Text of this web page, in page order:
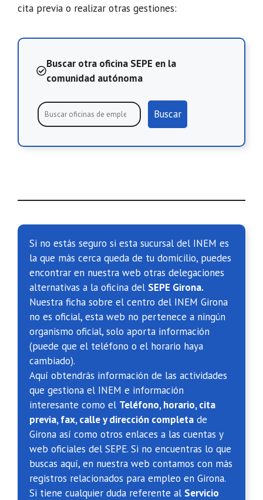
cita previa o realizar otras gestiones:
Buscar otra oficina SEPE en la
comunidad autónoma
Buscar
Si no estás seguro si esta sucursal del INEM es
la que más cerca queda de tu domicilio, puedes
encontrar en nuestra web otras delegaciones
alternativas a la oficina del SEPE Girona.
Nuestra ficha sobre el centro del INEM Girona
no es oficial, esta web no pertenece a ningún
organismo oficial, solo aporta información
(puede que el teléfono o el horario haya
cambiado).
Aquí obtendrás información de las actividades
que gestiona el INEM e información
interesante como el Teléfono, horario, cita
previa, fax, calle y dirección completa de
Girona así como otros enlaces a las cuentas y
web oficiales del SEPE. Si no encuentras lo que
buscas aquí, en nuestra web contamos con más
registros relacionados para empleo en Girona.
Si tiene cualquier duda referente al Servicio